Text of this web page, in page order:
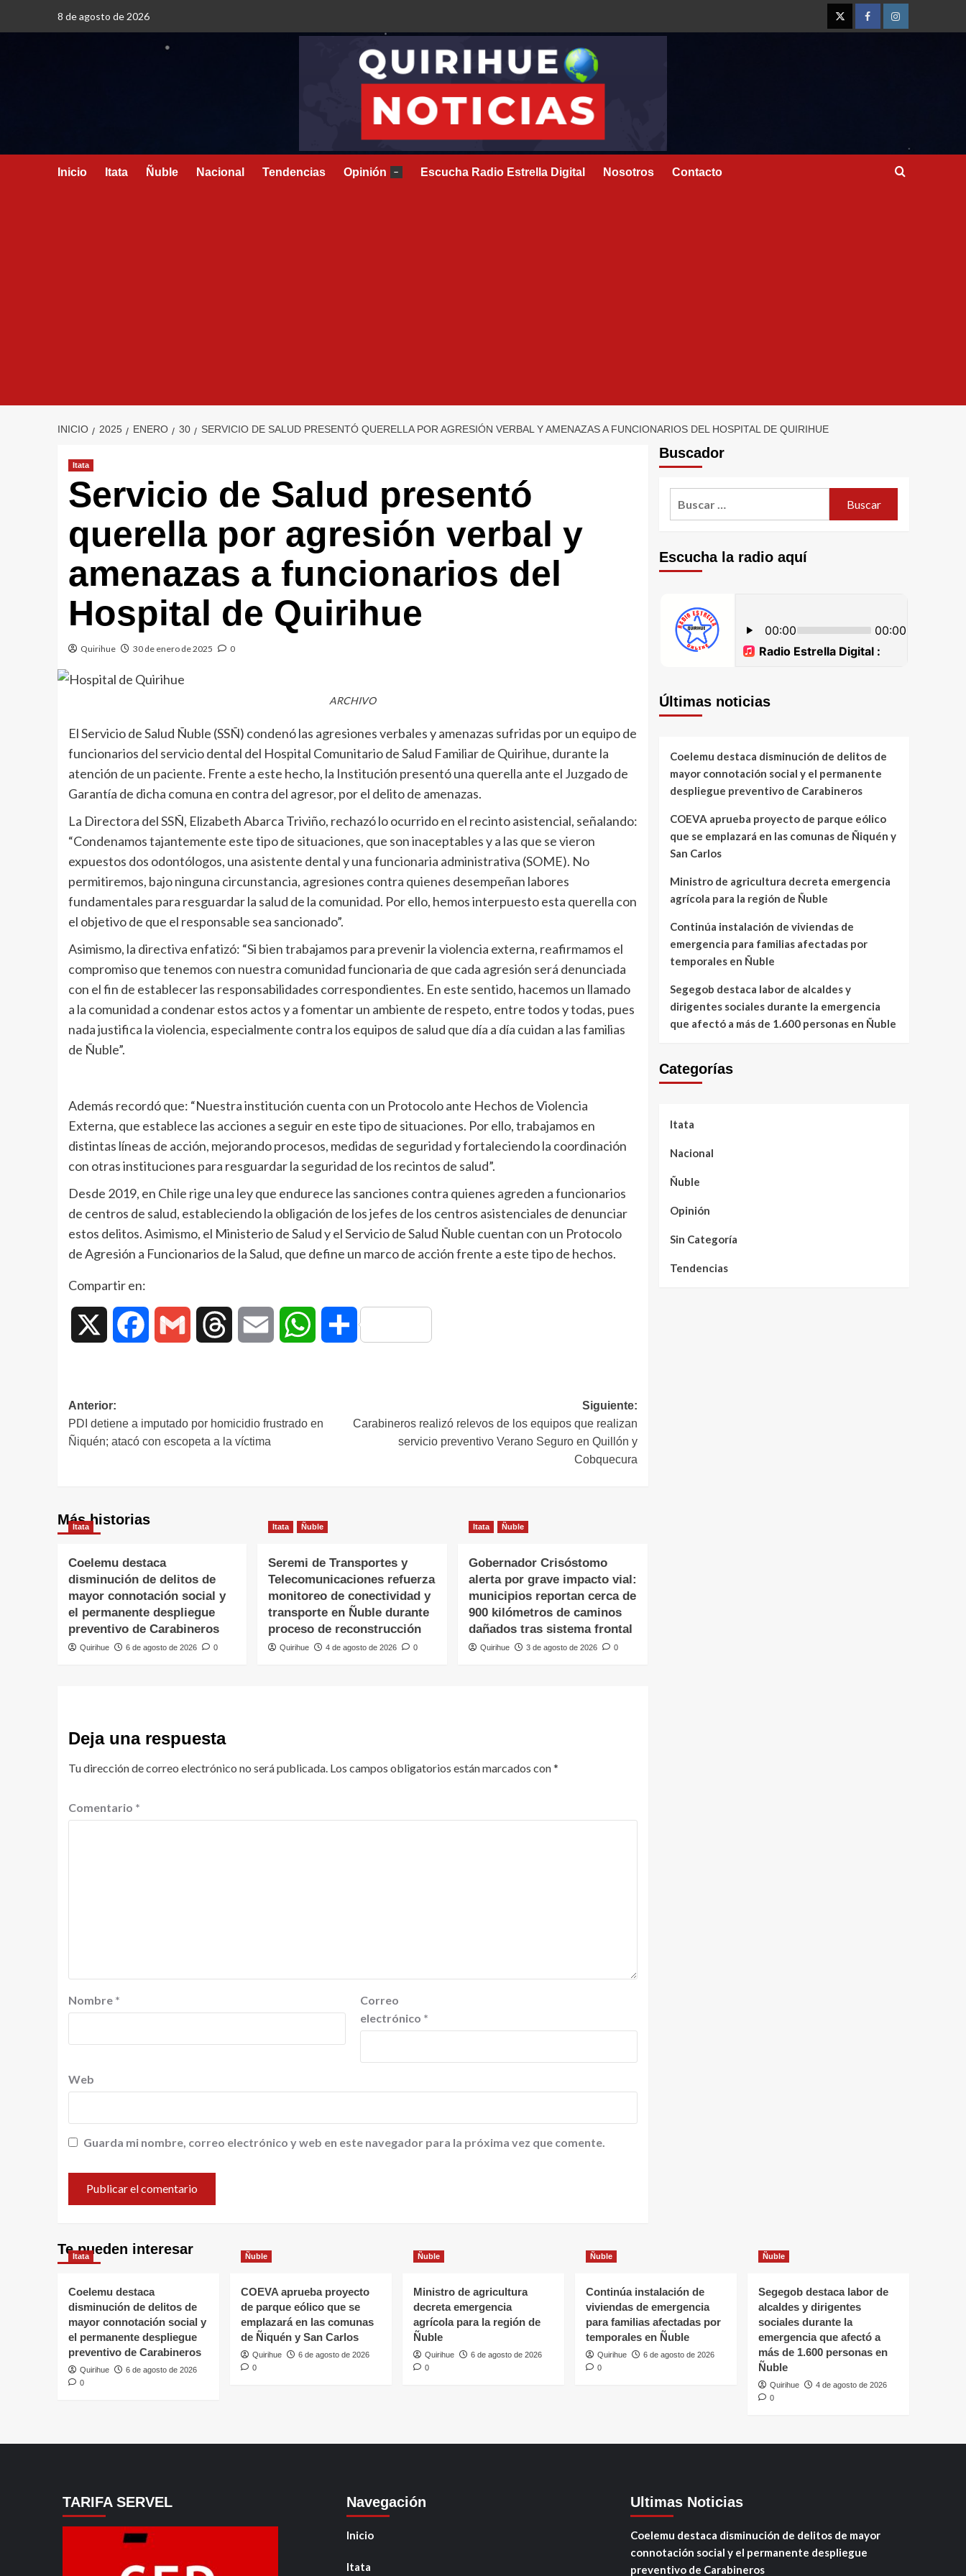
8 de agosto de 2026
Inicio Itata Ñuble Nacional Tendencias Opinión – Escucha Radio Estrella Digital Nosotros Contacto
INICIO 2025 ENERO 30 SERVICIO DE SALUD PRESENTÓ QUERELLA POR AGRESIÓN VERBAL Y AMENAZAS A FUNCIONARIOS DEL HOSPITAL DE QUIRIHUE
Itata
Servicio de Salud presentó
querella por agresión verbal y
amenazas a funcionarios del
Hospital de Quirihue
Quirihue 30 de enero de 2025 0
ARCHIVO
El Servicio de Salud Ñuble (SSÑ) condenó las agresiones verbales y amenazas sufridas por un equipo de
funcionarios del servicio dental del Hospital Comunitario de Salud Familiar de Quirihue, durante la
atención de un paciente. Frente a este hecho, la Institución presentó una querella ante el Juzgado de
Garantía de dicha comuna en contra del agresor, por el delito de amenazas.
La Directora del SSÑ, Elizabeth Abarca Triviño, rechazó lo ocurrido en el recinto asistencial, señalando:
“Condenamos tajantemente este tipo de situaciones, que son inaceptables y a las que se vieron
expuestos dos odontólogos, una asistente dental y una funcionaria administrativa (SOME). No
permitiremos, bajo ninguna circunstancia, agresiones contra quienes desempeñan labores
fundamentales para resguardar la salud de la comunidad. Por ello, hemos interpuesto esta querella con
el objetivo de que el responsable sea sancionado”.
Asimismo, la directiva enfatizó: “Si bien trabajamos para prevenir la violencia externa, reafirmamos el
compromiso que tenemos con nuestra comunidad funcionaria de que cada agresión será denunciada
con el fin de establecer las responsabilidades correspondientes. En este sentido, hacemos un llamado
a la comunidad a condenar estos actos y a fomentar un ambiente de respeto, entre todos y todas, pues
nada justifica la violencia, especialmente contra los equipos de salud que día a día cuidan a las familias
de Ñuble”.
Además recordó que: “Nuestra institución cuenta con un Protocolo ante Hechos de Violencia
Externa, que establece las acciones a seguir en este tipo de situaciones. Por ello, trabajamos en
distintas líneas de acción, mejorando procesos, medidas de seguridad y fortaleciendo la coordinación
con otras instituciones para resguardar la seguridad de los recintos de salud”.
Desde 2019, en Chile rige una ley que endurece las sanciones contra quienes agreden a funcionarios
de centros de salud, estableciendo la obligación de los jefes de los centros asistenciales de denunciar
estos delitos. Asimismo, el Ministerio de Salud y el Servicio de Salud Ñuble cuentan con un Protocolo
de Agresión a Funcionarios de la Salud, que define un marco de acción frente a este tipo de hechos.
Compartir en:
Facebook Gmail Threads Email WhatsAppCompartir
Anterior:
PDI detiene a imputado por homicidio frustrado en
Ñiquén; atacó con escopeta a la víctima
Siguiente:
Carabineros realizó relevos de los equipos que realizan
servicio preventivo Verano Seguro en Quillón y
Cobquecura
Más historias
Itata
Coelemu destaca
disminución de delitos de
mayor connotación social y
el permanente despliegue
preventivo de Carabineros
Quirihue 6 de agosto de 2026 0
Itata Ñuble
Seremi de Transportes y
Telecomunicaciones refuerza
monitoreo de conectividad y
transporte en Ñuble durante
proceso de reconstrucción
Quirihue 4 de agosto de 2026 0
Itata Ñuble
Gobernador Crisóstomo
alerta por grave impacto vial:
municipios reportan cerca de
900 kilómetros de caminos
dañados tras sistema frontal
Quirihue 3 de agosto de 2026 0
Deja una respuesta
Tu dirección de correo electrónico no será publicada. Los campos obligatorios están marcados con*
Comentario *
Nombre *
Correo
electrónico *
Web
Guarda mi nombre, correo electrónico y web en este navegador para la próxima vez que comente.
Buscador
Escucha la radio aquí
Últimas noticias
Coelemu destaca disminución de delitos de
mayor connotación social y el permanente
despliegue preventivo de Carabineros
COEVA aprueba proyecto de parque eólico
que se emplazará en las comunas de Ñiquén y
San Carlos
Ministro de agricultura decreta emergencia
agrícola para la región de Ñuble
Continúa instalación de viviendas de
emergencia para familias afectadas por
temporales en Ñuble
Segegob destaca labor de alcaldes y
dirigentes sociales durante la emergencia
que afectó a más de 1.600 personas en Ñuble
Categorías
Itata
Nacional
Ñuble
Opinión
Sin Categoría
Tendencias
Te pueden interesar
Itata
Coelemu destaca
disminución de delitos de
mayor connotación social y
el permanente despliegue
preventivo de Carabineros
Quirihue
6 de agosto de 2026
0
Ñuble
COEVA aprueba proyecto
de parque eólico que se
emplazará en las comunas
de Ñiquén y San Carlos
Quirihue
6 de agosto de 2026
0
Ñuble
Ministro de agricultura
decreta emergencia
agrícola para la región de
Ñuble
Quirihue
6 de agosto de 2026
0
Ñuble
Continúa instalación de
viviendas de emergencia
para familias afectadas por
temporales en Ñuble
Quirihue
6 de agosto de 2026
0
Ñuble
Segegob destaca labor de
alcaldes y dirigentes
sociales durante la
emergencia que afectó a
más de 1.600 personas en
Ñuble
Quirihue
4 de agosto de 2026
0
TARIFA SERVEL Navegación
Inicio
Itata
Ultimas Noticias
Coelemu destaca disminución de delitos de mayor
connotación social y el permanente despliegue
preventivo de Carabineros